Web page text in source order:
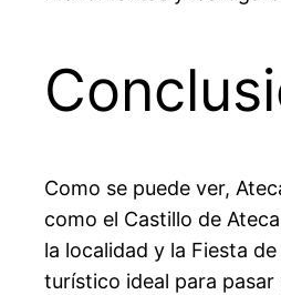
Como se puede ver,
como el Castillo de
la localidad y la Fiesta
turístico ideal para